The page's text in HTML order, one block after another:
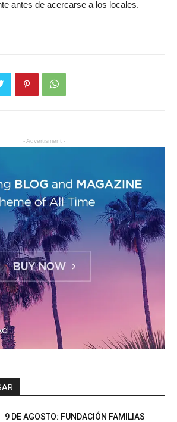
antes de acercarse a los locales.
- Advertisment -
9 DE AGOSTO: FUNDACIÓN FAMILIAS